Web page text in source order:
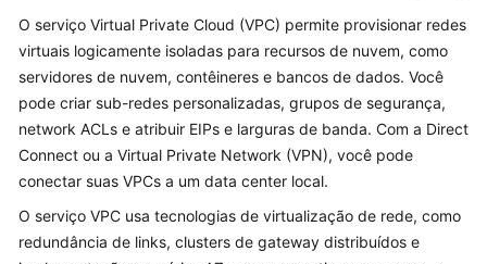
Primeiros
passos
Guia
Melhores
práticas
O serviço Virtual Private Cloud (VPC) permite provisionar redes
virtuais logicamente isoladas para recursos de nuvem, como
servidores de nuvem, contêineres e bancos de dados. Você
pode criar sub-redes personalizadas, grupos de segurança,
network ACLs e atribuir EIPs e larguras de banda. Com a Direct
Connect ou a Virtual Private Network (VPN), você pode
conectar suas VPCs a um data center local.
O serviço VPC usa tecnologias de virtualização de rede, como
redundância de links, clusters de gateway distribuídos e